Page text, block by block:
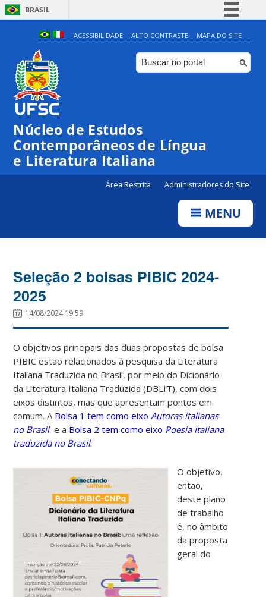
BRASIL
Simplifique!
Comunica BR
Participe
ACESSIBILIDADE ALTO CONTRASTE MAPA DO SITE
Núcleo de Estudos
Contemporâneos de Língua
e Literatura Italiana
Área Restrita Administradores do Site
MENU
Seleção 2 bolsas PIBIC 2024-
2025
14/08/2024 19:59
O objetivos principais das duas propostas de bolsa
PIBIC estão relacionados à pesquisa da Literatura
Italiana Traduzida no Brasil, por meio do Dicionário
da Literatura Italiana Traduzida (DBLIT), com dois
eixos distintos, mas que apresentam pontos em
comum. A Bolsa 1 tem como eixoAutoras italianas
no Brasil e a Bolsa 2 tem como eixo Poesia italiana
traduzida no Brasil.
O objetivo,
então,
deste plano
de trabalho
é, no âmbito
da proposta
geral do